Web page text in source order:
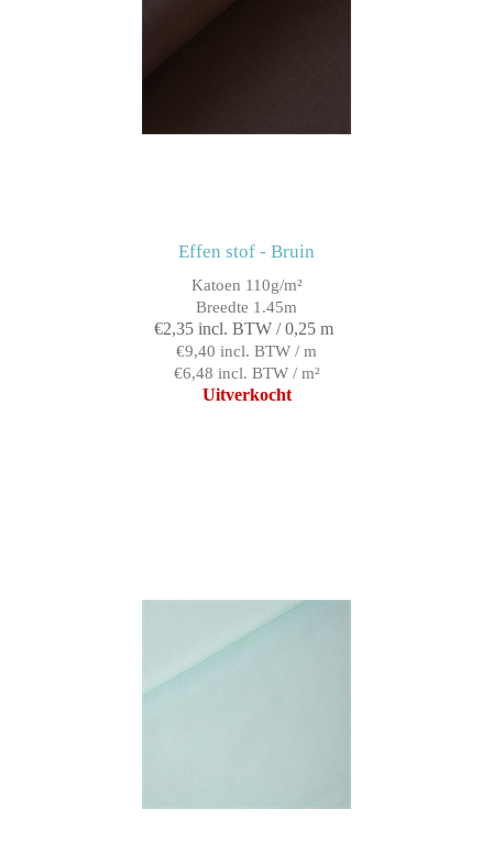
Effen stof - Bruin
Katoen 110g/m²
Breedte 1.45m
€2,35 incl. BTW / 0,25 m
€9,40 incl. BTW / m
€6,48 incl. BTW / m²
Uitverkocht